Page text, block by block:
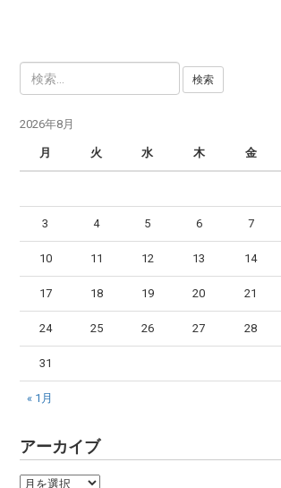
検
索
:2026年8月
月 火 水 木 金
« 1月
3 4 5 6 7
10 11 12 13 14
17 18 19 20 21
24 25 26 27 28
31
アーカイブ
ア